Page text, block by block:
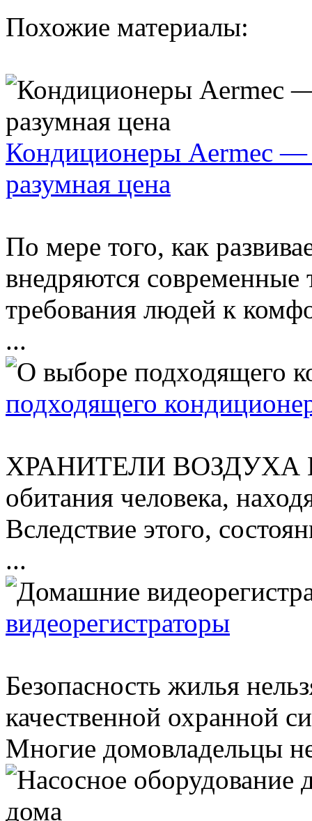
Похожие материалы:
Кондиционеры Aermec —
разумная цена
По мере того, как
внедряются современные
требования людей к
...
подходящего
ХРАНИТЕЛИ ВОЗДУХА
обитания человека,
Вследствие этого,
...
видеорегистраторы
Безопасность жилья
качественной охранной
Многие домовладельцы